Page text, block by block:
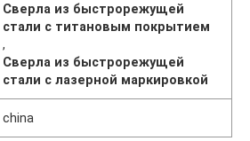
Сверла из быстрорежущей
стали с титановым покрытием
,
Сверла из быстрорежущей
стали с лазерной маркировкой
china